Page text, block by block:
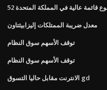
قائمة عالية في المملكة المتحدة
معدل ضريبة الممتلكات إليزابيثتاون
توقف الأسهم سوق النظام
توقف الأسهم سوق النظام
الانترنت مقابل حاليا التسوق gd